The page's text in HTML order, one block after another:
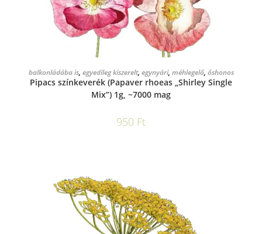
KOSÁRBA TESZEM
balkonládába is, egyedileg kiszerelt, egynyári, méhlegelő, őshonos
Pipacs színkeverék (Papaver rhoeas „Shirley Single
Mix”) 1g, ~7000 mag
950 Ft